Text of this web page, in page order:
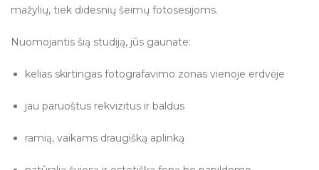
mažylių, tiek didesnių šeimų fotosesijoms.
Nuomojantis šią studiją, jūs gaunate:
kelias skirtingas fotografavimo zonas vienoje erdvėje
jau paruoštus rekvizitus ir baldus
ramią, vaikams draugišką aplinką